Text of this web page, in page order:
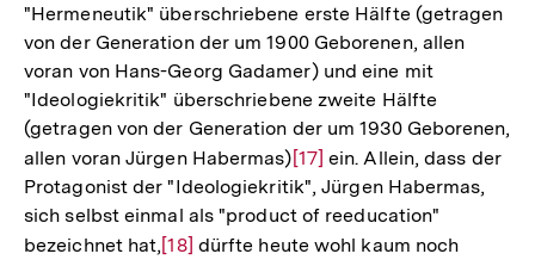
"Hermeneutik" überschriebene erste Hälfte (getragen
von der Generation der um 1900 Geborenen, allen
voran von Hans-Georg Gadamer) und eine mit
"Ideologiekritik" überschriebene zweite Hälfte
(getragen von der Generation der um 1930 Geborenen,
allen voran Jürgen Habermas)Zur
Auflösung
der
Fußnote
[17] ein. Allein, dass der
Protagonist der "Ideologiekritik", Jürgen Habermas,
sich selbst einmal als "product of reeducation"
bezeichnet hat,Zur
[18] dürfte heute wohl kaum noch